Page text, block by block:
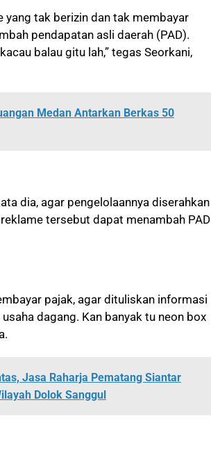
yang tak berizin dan tak membayar
pendapatan asli daerah (PAD).
balau gitu lah,” tegas Seorkani,
Medan Antarkan Berkas 50
dia, agar pengelolaannya diserahkan
tersebut dapat menambah PAD
pajak, agar dituliskan informasi
dagang. Kan banyak tu neon box
Jasa Raharja Pematang Siantar
Dolok Sanggul